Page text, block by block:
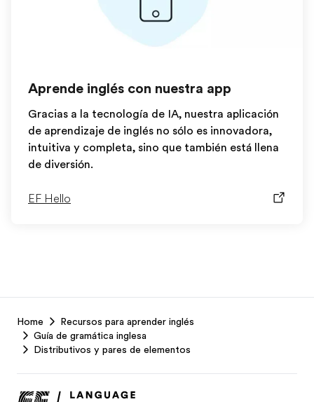
Aprende inglés con nuestra app
Gracias a la tecnología de IA, nuestra aplicación
de aprendizaje de inglés no sólo es innovadora,
intuitiva y completa, sino que también está llena
de diversión.
EF Hello
Footer
Home
Recursos para aprender inglés
Guía de gramática inglesa
Distributivos y pares de elementos